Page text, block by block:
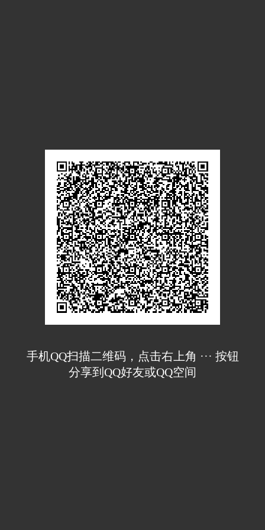
手机QQ扫描二维码，点击右上角 ··· 按钮
分享到QQ好友或QQ空间